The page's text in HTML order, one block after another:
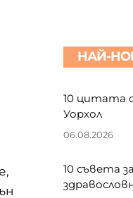
НАЙ-
10 цитата
Уорхол
06.08.2026
10 съвета за